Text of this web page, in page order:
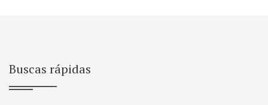
Buscas rápidas